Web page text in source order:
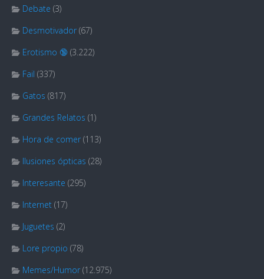
Debate (3)
Desmotivador (67)
Erotismo 🔞 (3.222)
Fail (337)
Gatos (817)
Grandes Relatos (1)
Hora de comer (113)
Ilusiones ópticas (28)
Interesante (295)
Internet (17)
Juguetes (2)
Lore propio (78)
Memes/Humor (12.975)